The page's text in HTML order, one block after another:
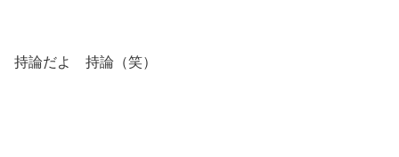
持論だよ 持論（笑）